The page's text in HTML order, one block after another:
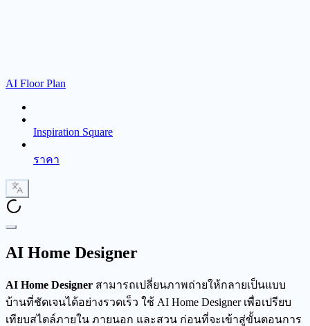
AI Floor Plan
Inspiration Square
ราคา
AI Home Designer
AI Home Designer สามารถเปลี่ยนภาพถ่ายให้กลายเป็นแบบ
บ้านที่ชัดเจนได้อย่างรวดเร็ว ใช้ AI Home Designer เพื่อเปรียบ
เทียบสไตล์ภายใน ภายนอก และสวน ก่อนที่จะเข้าสู่ขั้นตอนการ